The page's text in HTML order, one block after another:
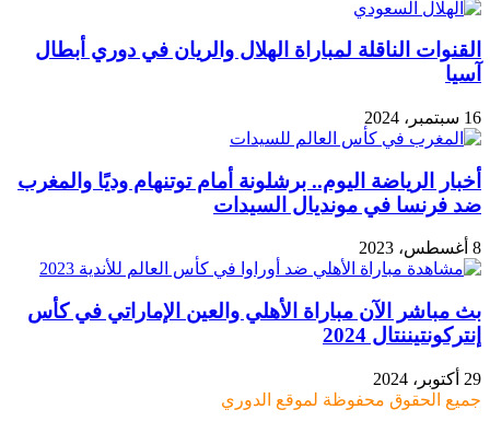
القنوات الناقلة لمباراة الهلال والريان في دوري أبطال
آسيا
16 سبتمبر، 2024
أخبار الرياضة اليوم.. برشلونة أمام توتنهام وديًا والمغرب
ضد فرنسا في مونديال السيدات
8 أغسطس، 2023
بث مباشر الآن مباراة الأهلي والعين الإماراتي في كأس
إنتركونتيننتال 2024
29 أكتوبر، 2024
جميع الحقوق محفوظة لموقع الدوري